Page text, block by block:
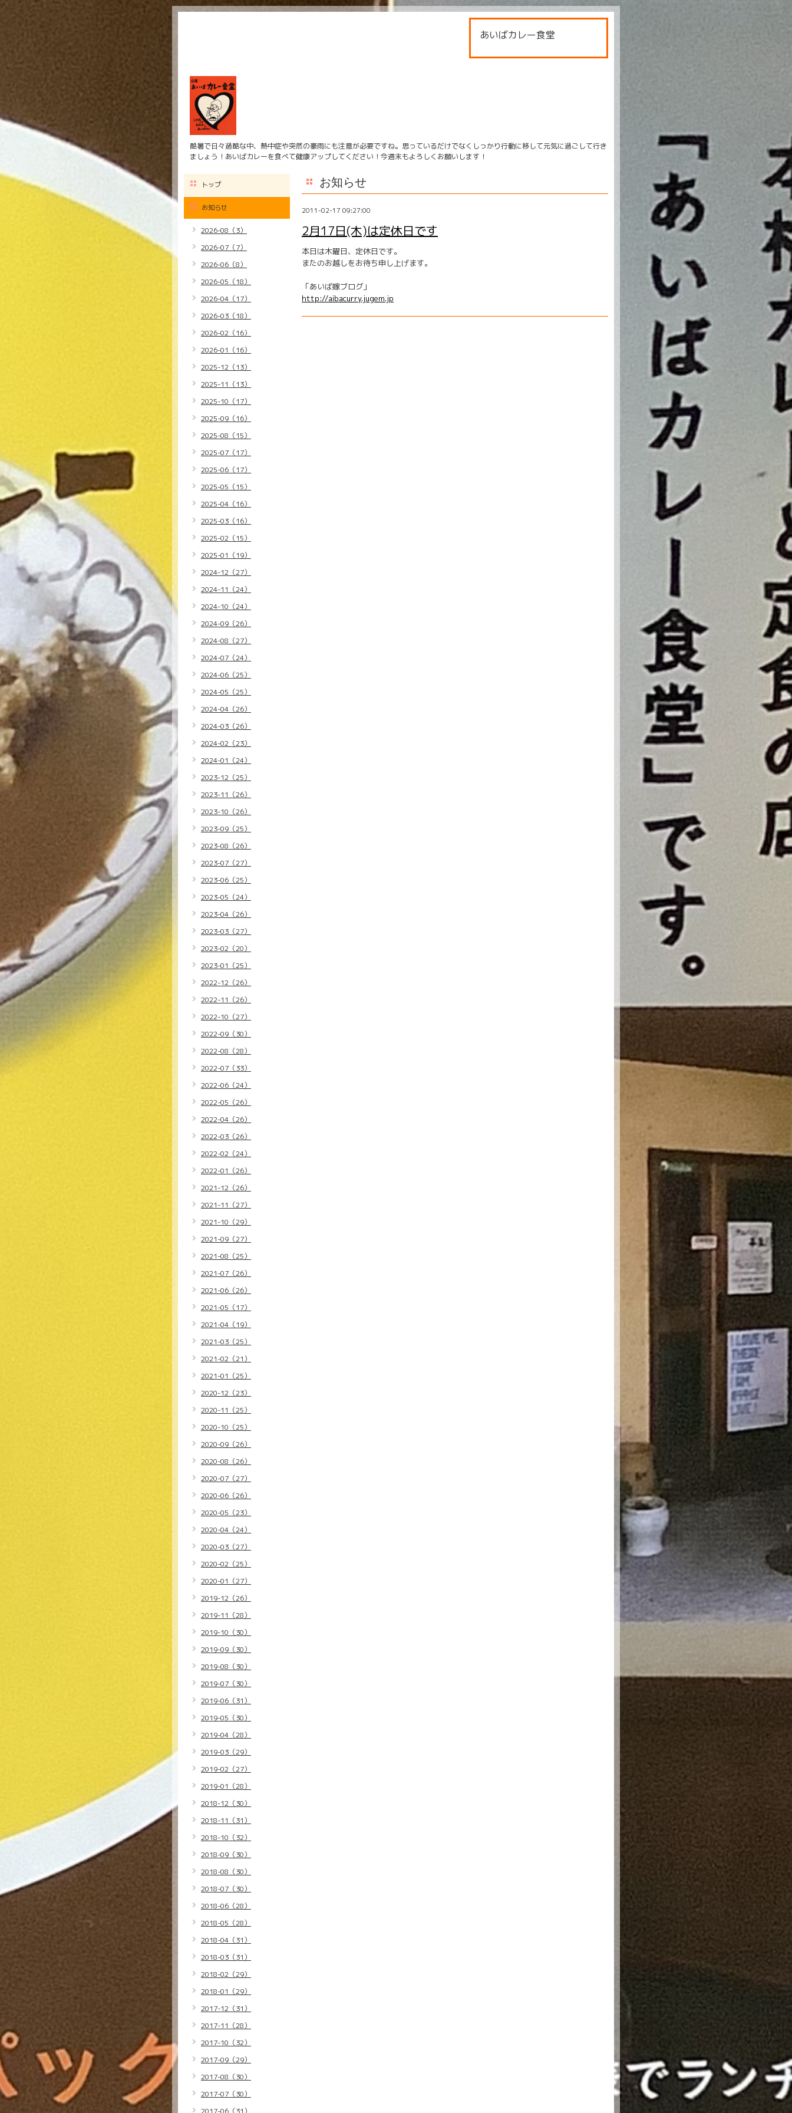
あいばカレー食堂
酷暑で日々過酷な中、熱中症や突然の豪雨にも注意が必要ですね。思っているだけでなくしっかり行動に移して元気に過ごして行き
ましょう！あいばカレーを食べて健康アップしてください！今週末もよろしくお願いします！
お知らせ
2011-02-17 09:27:00
2月17日(木)は定休日です
本日は木曜日、定休日です。
またのお越しをお待ち申し上げます。
「あいば嫁ブログ」
http://aibacurry.jugem.jp
トップ
お知らせ
2026-08（3）
2026-07（7）
2026-06（8）
2026-05（18）
2026-04（17）
2026-03（18）
2026-02（16）
2026-01（16）
2025-12（13）
2025-11（13）
2025-10（17）
2025-09（16）
2025-08（15）
2025-07（17）
2025-06（17）
2025-05（15）
2025-04（16）
2025-03（16）
2025-02（15）
2025-01（19）
2024-12（27）
2024-11（24）
2024-10（24）
2024-09（26）
2024-08（27）
2024-07（24）
2024-06（25）
2024-05（25）
2024-04（26）
2024-03（26）
2024-02（23）
2024-01（24）
2023-12（25）
2023-11（26）
2023-10（26）
2023-09（25）
2023-08（26）
2023-07（27）
2023-06（25）
2023-05（24）
2023-04（26）
2023-03（27）
2023-02（20）
2023-01（25）
2022-12（26）
2022-11（26）
2022-10（27）
2022-09（30）
2022-08（28）
2022-07（33）
2022-06（24）
2022-05（26）
2022-04（26）
2022-03（26）
2022-02（24）
2022-01（26）
2021-12（26）
2021-11（27）
2021-10（29）
2021-09（27）
2021-08（25）
2021-07（26）
2021-06（26）
2021-05（17）
2021-04（19）
2021-03（25）
2021-02（21）
2021-01（25）
2020-12（23）
2020-11（25）
2020-10（25）
2020-09（26）
2020-08（26）
2020-07（27）
2020-06（26）
2020-05（23）
2020-04（24）
2020-03（27）
2020-02（25）
2020-01（27）
2019-12（26）
2019-11（28）
2019-10（30）
2019-09（30）
2019-08（30）
2019-07（30）
2019-06（31）
2019-05（30）
2019-04（28）
2019-03（29）
2019-02（27）
2019-01（28）
2018-12（30）
2018-11（31）
2018-10（32）
2018-09（30）
2018-08（30）
2018-07（30）
2018-06（28）
2018-05（28）
2018-04（31）
2018-03（31）
2018-02（29）
2018-01（29）
2017-12（31）
2017-11（28）
2017-10（32）
2017-09（29）
2017-08（30）
2017-07（30）
2017-06（31）